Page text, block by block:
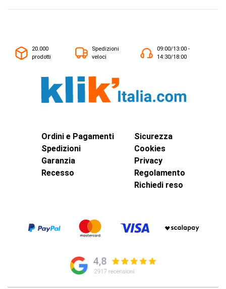
20.000
prodotti
Spedizioni
veloci
09:00/13:00 -
14:30/18:00
Ordini e Pagamenti
Spedizioni
Garanzia
Recesso
Sicurezza
Cookies
Privacy
Regolamento
Richiedi reso